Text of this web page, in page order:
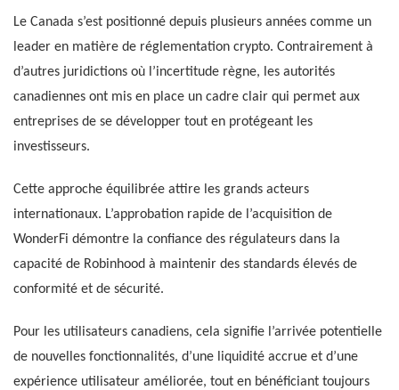
Le Canada s’est positionné depuis plusieurs années comme un
leader en matière de réglementation crypto. Contrairement à
d’autres juridictions où l’incertitude règne, les autorités
canadiennes ont mis en place un cadre clair qui permet aux
entreprises de se développer tout en protégeant les
investisseurs.
Cette approche équilibrée attire les grands acteurs
internationaux. L’approbation rapide de l’acquisition de
WonderFi démontre la confiance des régulateurs dans la
capacité de Robinhood à maintenir des standards élevés de
conformité et de sécurité.
Pour les utilisateurs canadiens, cela signifie l’arrivée potentielle
de nouvelles fonctionnalités, d’une liquidité accrue et d’une
expérience utilisateur améliorée, tout en bénéficiant toujours